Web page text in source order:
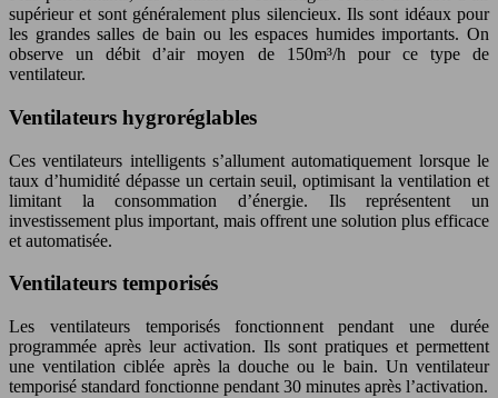
supérieur et sont généralement plus silencieux. Ils sont idéaux pour
les grandes salles de bain ou les espaces humides importants. On
observe un débit d’air moyen de 150m³/h pour ce type de
ventilateur.
Ventilateurs hygroréglables
Ces ventilateurs intelligents s’allument automatiquement lorsque le
taux d’humidité dépasse un certain seuil, optimisant la ventilation et
limitant la consommation d’énergie. Ils représentent un
investissement plus important, mais offrent une solution plus efficace
et automatisée.
Ventilateurs temporisés
Les ventilateurs temporisés fonctionnent pendant une durée
programmée après leur activation. Ils sont pratiques et permettent
une ventilation ciblée après la douche ou le bain. Un ventilateur
temporisé standard fonctionne pendant 30 minutes après l’activation.